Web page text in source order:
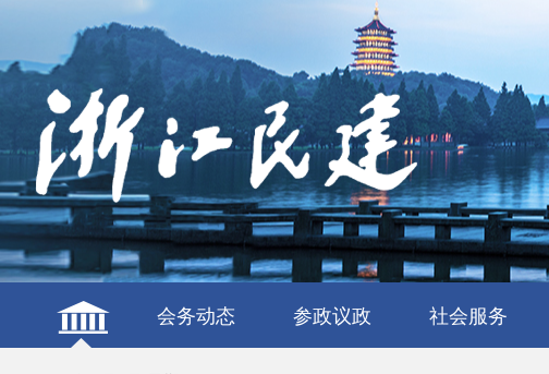
会务动态 参政议政 社会服务